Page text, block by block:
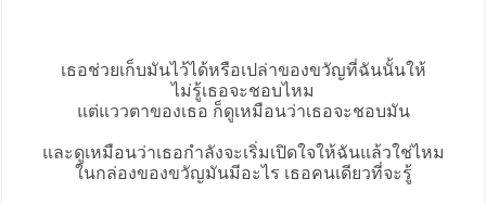
เธอช่วยเก็บมันไว้ได้หรือเปล่าของขวัญที่ฉันนั้นให้
ไม่รู้เธอจะชอบไหม
แต่แววตาของเธอ ก็ดูเหมือนว่าเธอจะชอบมัน
และดูเหมือนว่าเธอกำลังจะเริ่มเปิดใจให้ฉันแล้วใช่ไหม
ในกล่องของขวัญมันมีอะไร เธอคนเดียวที่จะรู้